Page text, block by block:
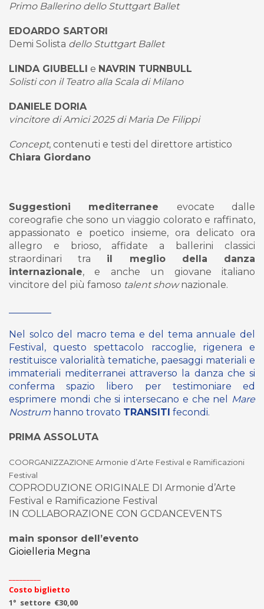
Primo Ballerino dello Stuttgart Ballet
EDOARDO SARTORI
Demi Solista dello Stuttgart Ballet
LINDA GIUBELLI e NAVRIN TURNBULL
Solisti con il Teatro alla Scala di Milano
DANIELE DORIA
vincitore di Amici 2025 di Maria De Filippi
Concept, contenuti e testi del direttore artistico
Chiara Giordano
Suggestioni mediterranee evocate dalle
coreografie che sono un viaggio colorato e raffinato,
appassionato e poetico insieme, ora delicato ora
allegro e brioso, affidate a ballerini classici
straordinari tra il meglio della danza
internazionale, e anche un giovane italiano
vincitore del più famoso talent shownazionale.
Nel solco del macro tema e del tema annuale del
Festival, questo spettacolo raccoglie, rigenera e
restituisce valorialità tematiche, paesaggi materiali e
immateriali mediterranei attraverso la danza che si
conferma spazio libero per testimoniare ed
esprimere mondi che si intersecano e che nel
Mare
Nostrum hanno trovato TRANSITI fecondi.
PRIMA ASSOLUTA
COORGANIZZAZIONE Armonie d’Arte Festival e Ramificazioni
Festival
COPRODUZIONE ORIGINALE DI Armonie d’Arte
Festival e Ramificazione Festival
IN COLLABORAZIONE CON GCDANCEVENTS
main sponsor dell’evento
Gioielleria Megna
Costo biglietto
1° settore €30,00